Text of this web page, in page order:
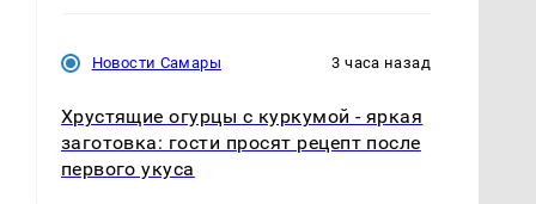
Новости Самары 3 часа назад
Хрустящие огурцы с куркумой - яркая
заготовка: гости просят рецепт после
первого укуса